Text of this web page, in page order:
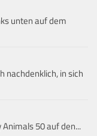
unten auf dem
nachdenklich, in sich
50 auf den...